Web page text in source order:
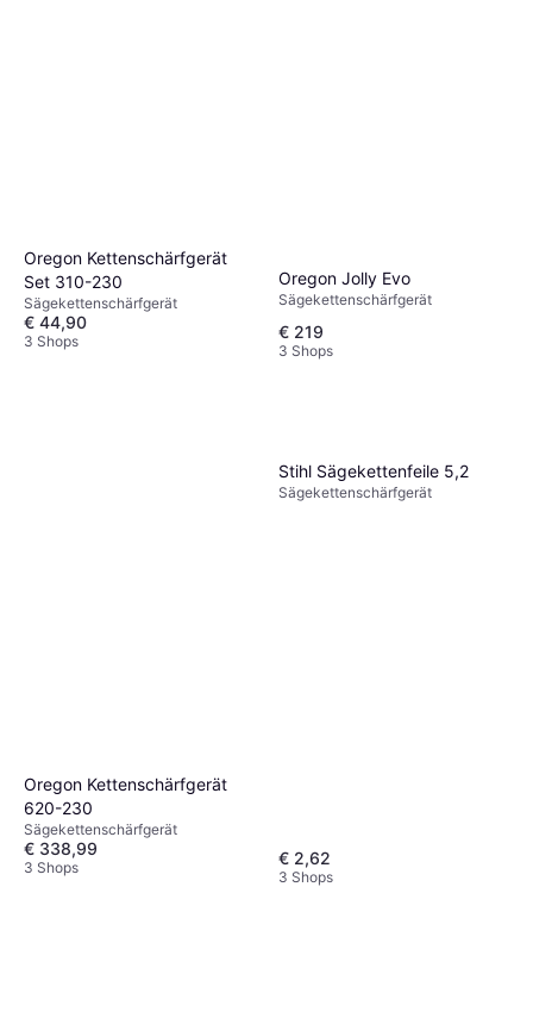
Oregon Kettenschärfgerät
Set 310-230
Sägekettenschärfgerät
€ 44,90
3 Shops
Oregon Jolly Evo
Sägekettenschärfgerät
€ 219
3 Shops
Oregon Kettenschärfgerät
620-230
Sägekettenschärfgerät
€ 338,99
3 Shops
Stihl Sägekettenfeile 5,2
Sägekettenschärfgerät
€ 2,62
3 Shops